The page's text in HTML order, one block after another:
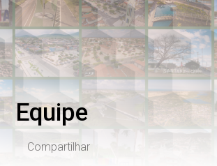
Equipe
Compartilhar